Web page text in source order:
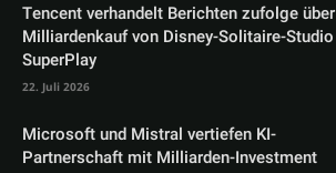
Tencent verhandelt Berichten zufolge über
Milliardenkauf von Disney-Solitaire-Studio
SuperPlay
22. Juli 2026
Microsoft und Mistral vertiefen KI-
Partnerschaft mit Milliarden-Investment